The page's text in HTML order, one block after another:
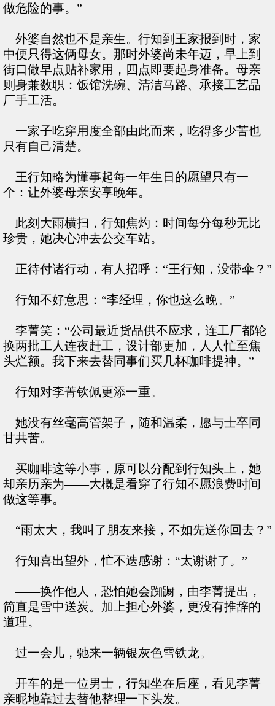
做危险的事。”
外婆自然也不是亲生。行知到王家报到时，家
中便只得这俩母女。那时外婆尚未年迈，早上到
街口做早点贴补家用，四点即要起身准备。母亲
则身兼数职：饭馆洗碗、清洁马路、承接工艺品
厂手工活。
一家子吃穿用度全部由此而来，吃得多少苦也
只有自己清楚。
王行知略为懂事起每一年生日的愿望只有一
个：让外婆母亲安享晚年。
此刻大雨横扫，行知焦灼：时间每分每秒无比
珍贵，她决心冲去公交车站。
正待付诸行动，有人招呼：“王行知，没带伞？”
行知不好意思：“李经理，你也这么晚。”
李菁笑：“公司最近货品供不应求，连工厂都轮
换两批工人连夜赶工，设计部更加，人人忙至焦
头烂额。我下来去替同事们买几杯咖啡提神。”
行知对李菁钦佩更添一重。
她没有丝毫高管架子，随和温柔，愿与士卒同
甘共苦。
买咖啡这等小事，原可以分配到行知头上，她
却亲历亲为——大概是看穿了行知不愿浪费时间
做这等事。
“雨太大，我叫了朋友来接，不如先送你回去？”
行知喜出望外，忙不迭感谢：“太谢谢了。”
——换作他人，恐怕她会踟蹰，由李菁提出，
简直是雪中送炭。加上担心外婆，更没有推辞的
道理。
过一会儿，驰来一辆银灰色雪铁龙。
开车的是一位男士，行知坐在后座，看见李菁
亲昵地靠过去替他整理一下头发。